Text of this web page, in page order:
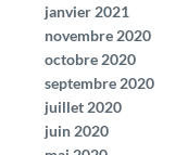
janvier 2021
novembre 2020
octobre 2020
septembre 2020
juillet 2020
juin 2020